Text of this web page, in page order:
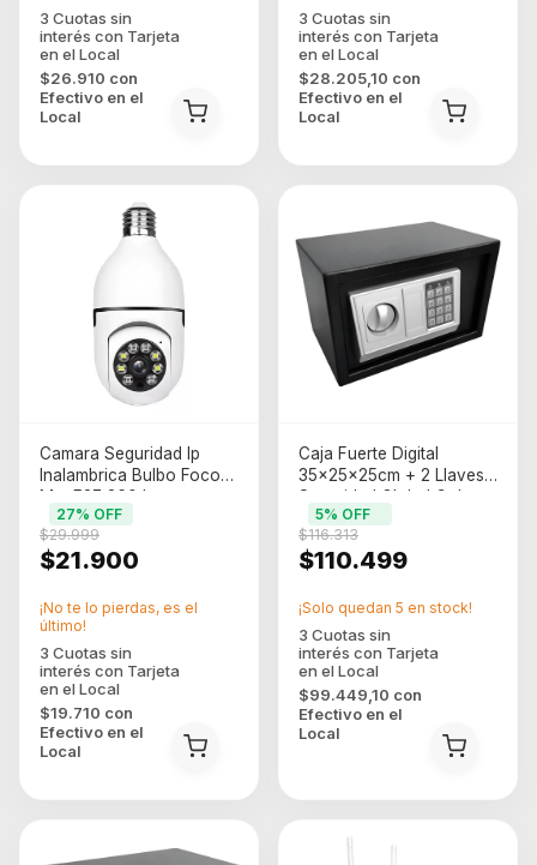
$26.910 con
Efectivo en el
Local
$28.205,10 con
Efectivo en el
Local
Camara Seguridad Ip
Inalambrica Bulbo Foco
Mut E27 360 Icsee
Blanco
$21.900
$29.999
27% OFF
$19.710 con
Efectivo en el
Local
¡No te lo pierdas, es el
último!
Caja Fuerte Digital
35x25x25cm + 2 Llaves
Seguridad Global Color
Negro
$110.499
$116.313
5% OFF
$99.449,10 con
Efectivo en el
Local
¡Solo quedan 5 en stock!